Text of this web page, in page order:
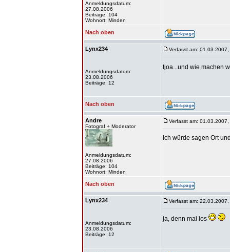
Anmeldungsdatum:
27.08.2006
Beiträge: 104
Wohnort: Minden
Nach oben
Lynx234
Anmeldungsdatum:
23.08.2006
Beiträge: 12
Verfasst am:
tjoa...und wie machen
Nach oben
Andre
Fotograf + Moderator
Anmeldungsdatum:
27.08.2006
Beiträge: 104
Wohnort: Minden
Verfasst am:
ich würde sagen Ort
Nach oben
Lynx234
Anmeldungsdatum:
23.08.2006
Beiträge: 12
Verfasst am:
ja, denn mal los